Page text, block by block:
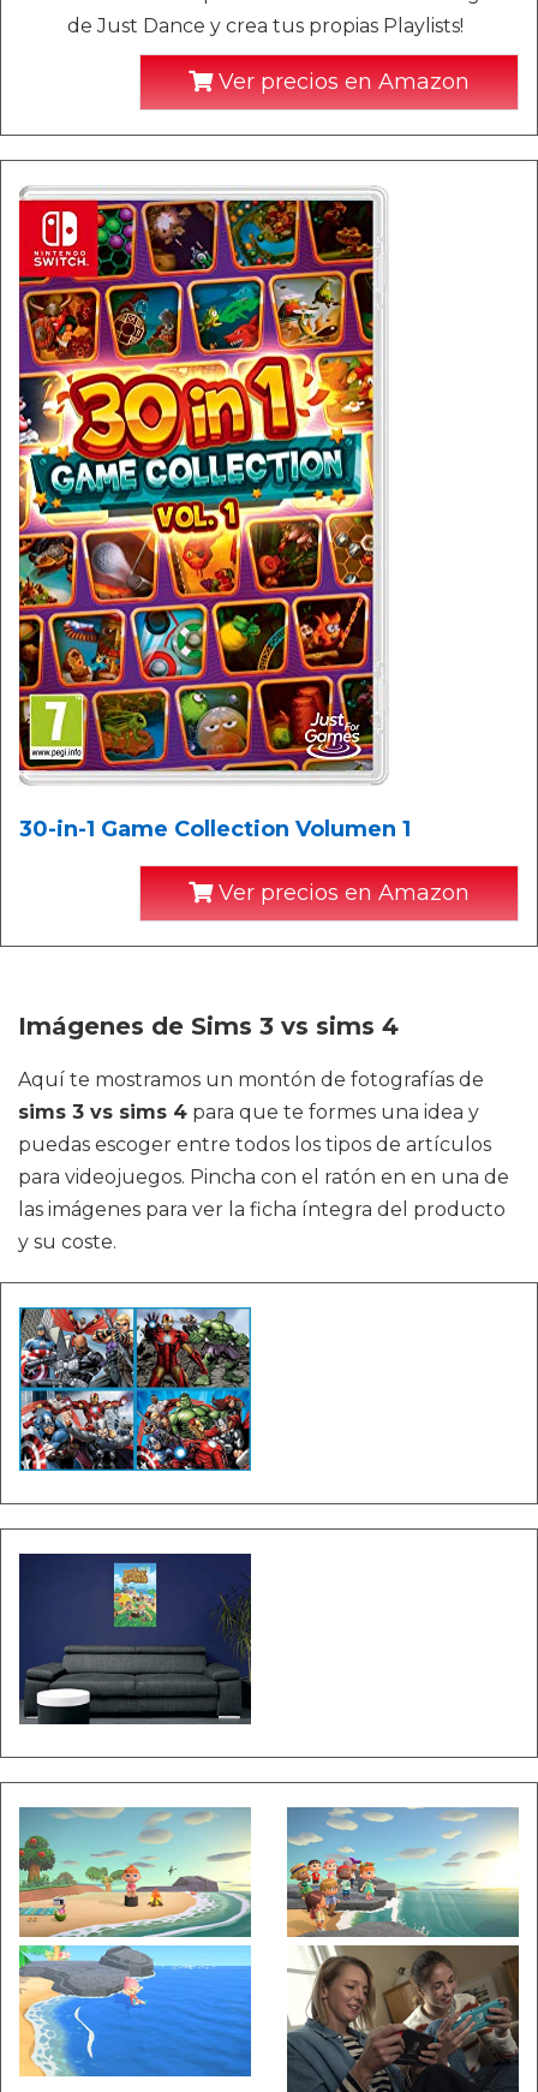
de Just Dance y crea tus propias Playlists!
Ver precios en Amazon
30-in-1 Game Collection Volumen 1
Ver precios en Amazon
Imágenes de Sims 3 vs sims 4
Aquí te mostramos un montón de fotografías de
sims 3 vs sims 4 para que te formes una idea y
puedas escoger entre todos los tipos de artículos
para videojuegos. Pincha con el ratón en en una de
las imágenes para ver la ficha íntegra del producto
y su coste.